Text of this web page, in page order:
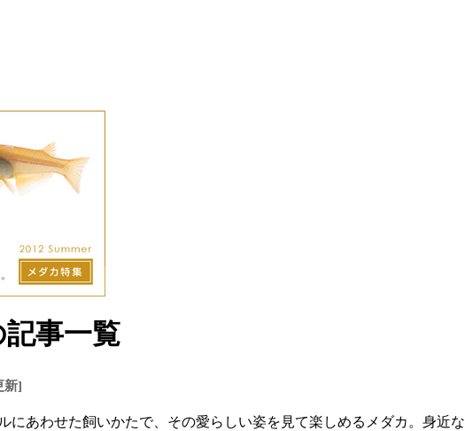
事一覧
新]
あわせた飼いかたで、その愛らしい姿を見て楽しめるメダカ。身近